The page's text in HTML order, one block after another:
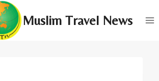
Muslim Travel News